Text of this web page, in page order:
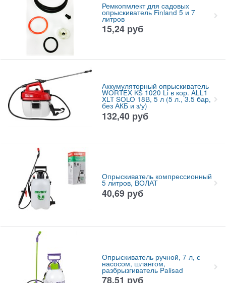
Ремкопмлект для cадовых
опрыскиватель Finland 5 и 7
литров
15,24 руб
Аккумуляторный опрыскиватель
WORTEX KS 1020 Li в кор. ALL1
XLT SOLO 18В, 5 л (5 л., 3.5 бар,
без АКБ и з/у)
132,40 руб
Опрыскиватель компрессионный
5 литров, ВОЛАТ
40,69 руб
Опрыскиватель ручной, 7 л, с
насосом, шлангом,
разбрызгиватель Palisad
78,51 руб